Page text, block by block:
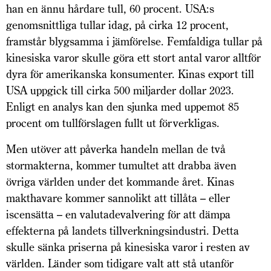
han en ännu hårdare tull, 60 procent. USA:s
genomsnittliga tullar idag, på cirka 12 procent,
framstår blygsamma i jämförelse. Femfaldiga tullar på
kinesiska varor skulle göra ett stort antal varor alltför
dyra för amerikanska konsumenter. Kinas export till
USA uppgick till cirka 500 miljarder dollar 2023.
Enligt en analys kan den sjunka med uppemot 85
procent om tullförslagen fullt ut förverkligas.
Men utöver att påverka handeln mellan de två
stormakterna, kommer tumultet att drabba även
övriga världen under det kommande året. Kinas
makthavare kommer sannolikt att tillåta – eller
iscensätta – en valutadevalvering för att dämpa
effekterna på landets tillverkningsindustri. Detta
skulle sänka priserna på kinesiska varor i resten av
världen. Länder som tidigare valt att stå utanför